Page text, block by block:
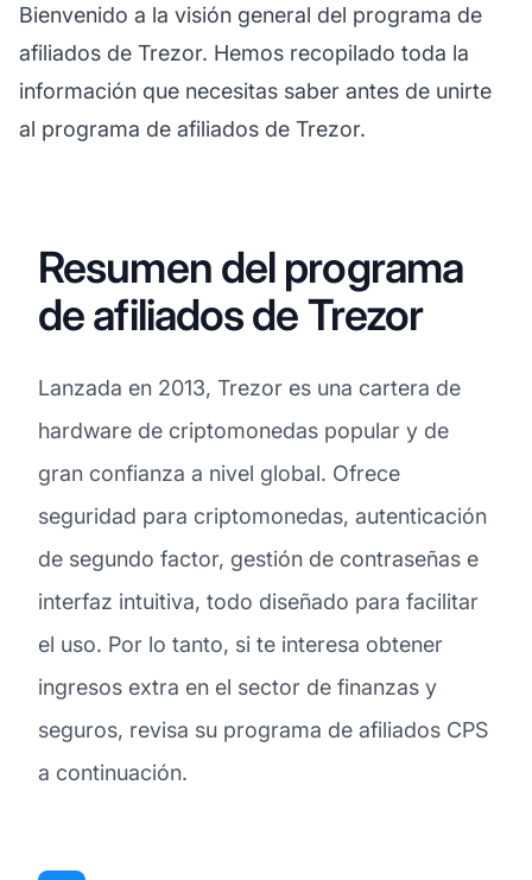
Bienvenido a la visión general del programa de
afiliados de Trezor. Hemos recopilado toda la
información que necesitas saber antes de unirte
al programa de afiliados de Trezor.
Resumen del programa
de afiliados de Trezor
Lanzada en 2013, Trezor es una cartera de
hardware de criptomonedas popular y de
gran confianza a nivel global. Ofrece
seguridad para criptomonedas, autenticación
de segundo factor, gestión de contraseñas e
interfaz intuitiva, todo diseñado para facilitar
el uso. Por lo tanto, si te interesa obtener
ingresos extra en el sector de finanzas y
seguros, revisa su programa de afiliados CPS
a continuación.